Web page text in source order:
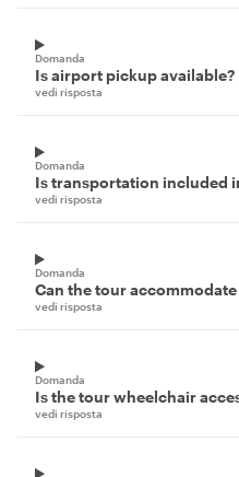
Domanda
Is airport pickup available?
vedi risposta
Domanda
Is transportation included
vedi risposta
Domanda
Can the tour
vedi risposta
Domanda
Is the tour wheelchair
vedi risposta